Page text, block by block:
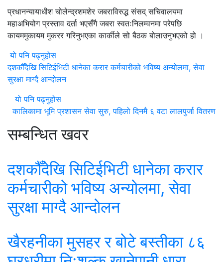
प्रधानन्यायाधीश चोलेन्द्रशमशेर जबराविरुद्ध संसद् सचिवालयमा
महाअभियोग प्रस्ताव दर्ता भएसँगै जबरा स्वतःनिलम्वनमा परेपछि
कायममुकायम मुकरर गरिनुभएका कार्कीले सो बैठक बोलाउनुभएको हो ।
यो पनि पढ्नुहोस
दशकौँदेखि सिटिईभिटी धानेका करार कर्मचारीको भविष्य अन्योलमा, सेवा
सुरक्षा माग्दै आन्दोलन
यो पनि पढ्नुहोस
कालिकामा भूमि प्रशासन सेवा सुरु, पहिलो दिनमै ६ वटा लालपुर्जा वितरण
सम्बन्धित खवर
दशकौँदेखि सिटिईभिटी धानेका करार
कर्मचारीको भविष्य अन्योलमा, सेवा
सुरक्षा माग्दै आन्दोलन
खैरहनीका मुसहर र बोटे बस्तीका ८६